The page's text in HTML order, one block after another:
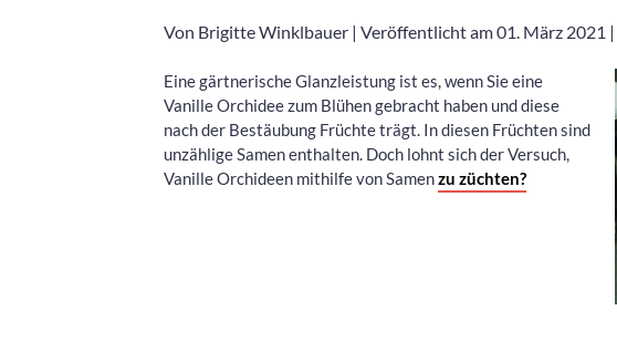
Von Brigitte Winklbauer | Veröffentlicht am 01. März 2021 |
Eine gärtnerische Glanzleistung ist es, wenn Sie eine
Vanille Orchidee zum Blühen gebracht haben und diese
nach der Bestäubung Früchte trägt. In diesen Früchten sind
unzählige Samen enthalten. Doch lohnt sich der Versuch,
Vanille Orchideen mithilfe von Samenzu züchten?